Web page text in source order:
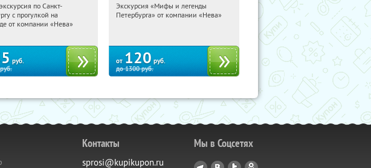
Купи первым!
двор
по Санкт-
с прогулкой на
от компании «Нева»
руб.
19:28:35
Купи первым!
Экскурсия «Мифы и легенды
Петербурга» от компании «Нева»
от 120 руб.
до1300руб.
Контакты
sprosi@kupikupon.ru
Мы в Соцсетях